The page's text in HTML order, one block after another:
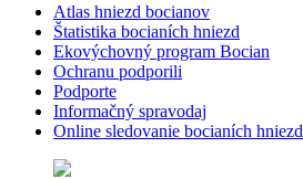
Atlas hniezd bocianov
Štatistika bocianích hniezd
Ekovýchovný program Bocian
Ochranu podporili
Podporte
Informačný spravodaj
Online sledovanie bocianích hniezd